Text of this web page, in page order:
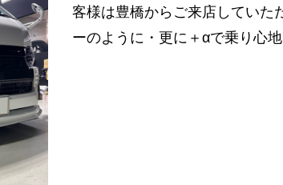
客様は豊橋からご来店していた
ーのように・更に＋αで乗り心